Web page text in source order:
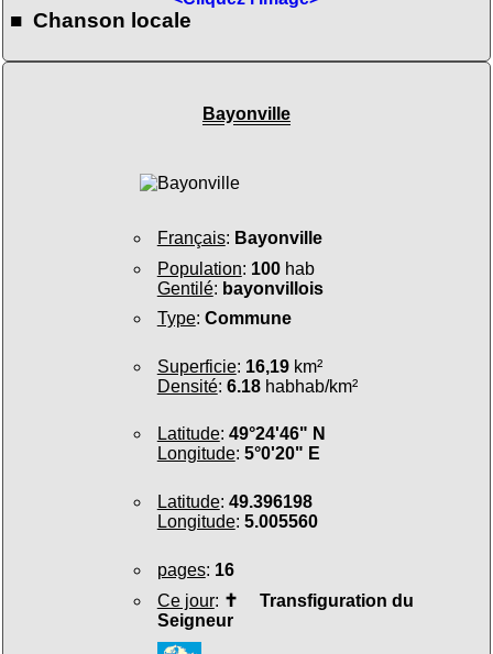
■ Chanson locale
Bayonville
Français: Bayonville
Population: 100hab
Gentilé: bayonvillois
Type: Commune
Superficie: 16,19km²
Densité: 6.18habhab/km²
Latitude: 49°24'46" N
Longitude: 5°0'20" E
Latitude: 49.396198
Longitude: 5.005560
pages: 16
Ce jour: ✝ Transfiguration du
Seigneur